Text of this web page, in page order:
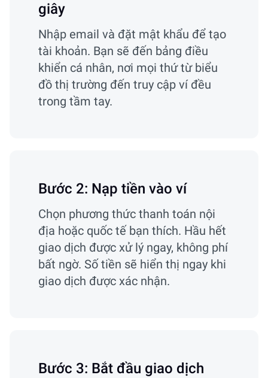
giây
Nhập email và đặt mật khẩu để tạo
tài khoản. Bạn sẽ đến bảng điều
khiển cá nhân, nơi mọi thứ từ biểu
đồ thị trường đến truy cập ví đều
trong tầm tay.
Bước 2: Nạp tiền vào ví
Chọn phương thức thanh toán nội
địa hoặc quốc tế bạn thích. Hầu hết
giao dịch được xử lý ngay, không phí
bất ngờ. Số tiền sẽ hiển thị ngay khi
giao dịch được xác nhận.
Bước 3: Bắt đầu giao dịch